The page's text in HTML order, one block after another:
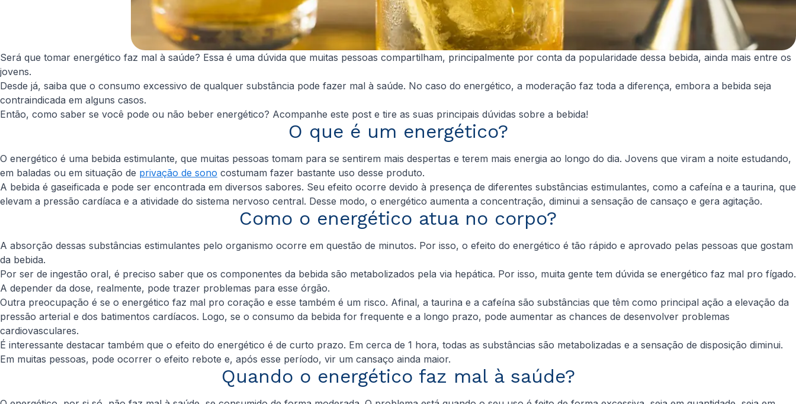
Será que tomar energético faz mal à saúde? Essa é uma dúvida que muitas pessoas compartilham, principalmente por conta da popularidade dessa bebida, ainda mais entre os
jovens.
Desde já, saiba que o consumo excessivo de qualquer substância pode fazer mal à saúde. No caso do energético, a moderação faz toda a diferença, embora a bebida seja
contraindicada em alguns casos.
Então, como saber se você pode ou não beber energético? Acompanhe este post e tire as suas principais dúvidas sobre a bebida!
O que é um energético?
O energético é uma bebida estimulante, que muitas pessoas tomam para se sentirem mais despertas e terem mais energia ao longo do dia. Jovens que viram a noite estudando,
em baladas ou em situação de privação de sono costumam fazer bastante uso desse produto.
A bebida é gaseificada e pode ser encontrada em diversos sabores. Seu efeito ocorre devido à presença de diferentes substâncias estimulantes, como a cafeína e a taurina, que
elevam a pressão cardíaca e a atividade do sistema nervoso central. Desse modo, o energético aumenta a concentração, diminui a sensação de cansaço e gera agitação.
Como o energético atua no corpo?
A absorção dessas substâncias estimulantes pelo organismo ocorre em questão de minutos. Por isso, o efeito do energético é tão rápido e aprovado pelas pessoas que gostam
da bebida.
Por ser de ingestão oral, é preciso saber que os componentes da bebida são metabolizados pela via hepática. Por isso, muita gente tem dúvida se energético faz mal pro fígado.
A depender da dose, realmente, pode trazer problemas para esse órgão.
Outra preocupação é se o energético faz mal pro coração e esse também é um risco. Afinal, a taurina e a cafeína são substâncias que têm como principal ação a elevação da
pressão arterial e dos batimentos cardíacos. Logo, se o consumo da bebida for frequente e a longo prazo, pode aumentar as chances de desenvolver problemas
cardiovasculares.
É interessante destacar também que o efeito do energético é de curto prazo. Em cerca de 1 hora, todas as substâncias são metabolizadas e a sensação de disposição diminui.
Em muitas pessoas, pode ocorrer o efeito rebote e, após esse período, vir um cansaço ainda maior.
Quando o energético faz mal à saúde?